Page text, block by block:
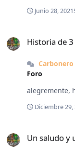
Junio 28, 2021
Historia de
Carbonero
Foro
alegremente,
Diciembre 29,
Un saludo y